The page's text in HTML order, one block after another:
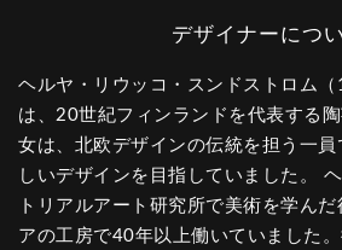
ヘルヤ・リウッコ・スンドストロム
は、20世紀フィンランドを代表する
女は、北欧デザインの伝統を担う一
しいデザインを目指していました。
トリアルアート研究所で美術を学ん
アの工房で40年以上働いていました